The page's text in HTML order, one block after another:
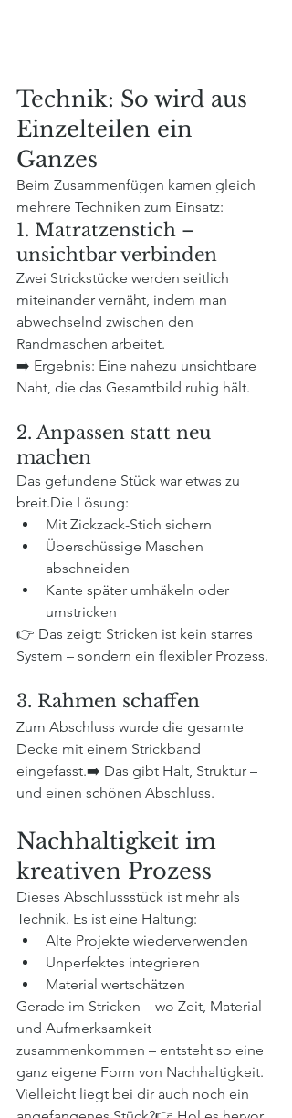
Technik: So wird aus
Einzelteilen ein
Ganzes
Beim Zusammenfügen kamen gleich
mehrere Techniken zum Einsatz:
1. Matratzenstich –
unsichtbar verbinden
Zwei Strickstücke werden seitlich
miteinander vernäht, indem man
abwechselnd zwischen den
Randmaschen arbeitet.
➡️ Ergebnis: Eine nahezu unsichtbare
Naht, die das Gesamtbild ruhig hält.
2. Anpassen statt neu
machen
Das gefundene Stück war etwas zu
breit.Die Lösung:
Mit Zickzack-Stich sichern
Überschüssige Maschen
abschneiden
Kante später umhäkeln oder
umstricken
👉 Das zeigt: Stricken ist kein starres
System – sondern ein flexibler Prozess.
3. Rahmen schaffen
Zum Abschluss wurde die gesamte
Decke mit einem Strickband
eingefasst.➡️ Das gibt Halt, Struktur –
und einen schönen Abschluss.
Nachhaltigkeit im
kreativen Prozess
Dieses Abschlussstück ist mehr als
Technik. Es ist eine Haltung:
Alte Projekte wiederverwenden
Unperfektes integrieren
Material wertschätzen
Gerade im Stricken – wo Zeit, Material
und Aufmerksamkeit
zusammenkommen – entsteht so eine
ganz eigene Form von Nachhaltigkeit.
Vielleicht liegt bei dir auch noch ein